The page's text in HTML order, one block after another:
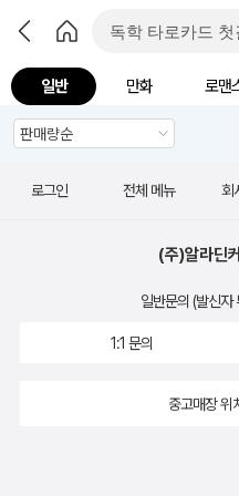
일반 만화 로맨
로그인 전체 메뉴 회
(주)알라딘
일반문의 (발신자
1:1 문의
중고매장 위